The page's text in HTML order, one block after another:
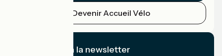
Devenir Accueil Vélo
Je m'abonne à la newsletter